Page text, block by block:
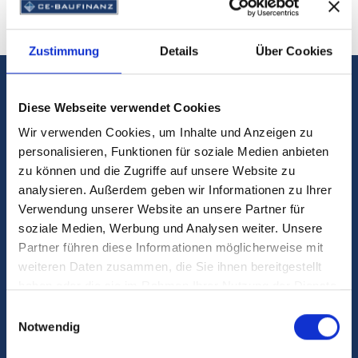
Zustimmung Details Über Cookies
Diese Webseite verwendet Cookies
Wir verwenden Cookies, um Inhalte und Anzeigen zu
personalisieren, Funktionen für soziale Medien anbieten
zu können und die Zugriffe auf unsere Website zu
analysieren. Außerdem geben wir Informationen zu Ihrer
Verwendung unserer Website an unsere Partner für
soziale Medien, Werbung und Analysen weiter. Unsere
Partner führen diese Informationen möglicherweise mit
weiteren Daten zusammen, die Sie ihnen bereitgestellt
Notwendig
gemeinsam.
5.000
Über 5.000 finanzierte Wohneinheiten in den
vergangenen Jahren
25 Mio.
Über 25 Mio. Euro ersparte Zinsen in den
vergangenen Jahren
200